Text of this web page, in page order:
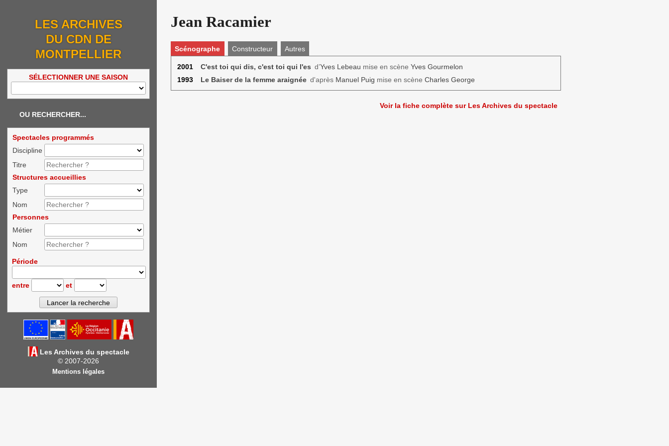
LES ARCHIVES
DU CDN DE
MONTPELLIER
SÉLECTIONNER UNE SAISON
OU RECHERCHER...
Spectacles programmés
Discipline
Titre
Structures accueillies
Type
Nom
Personnes
Métier
Nom
Période
entre et
Les Archives du spectacle
© 2007-2026
Mentions légales
Jean Racamier
Scénographe Constructeur Autres
2001 C'est toi qui dis, c'est toi qui l'es d’Yves Lebeau mise en scène Yves Gourmelon
1993
Le Baiser de la femme araignéed'après Manuel Puig mise en scène Charles George
Voir la fiche complète sur Les Archives du spectacle